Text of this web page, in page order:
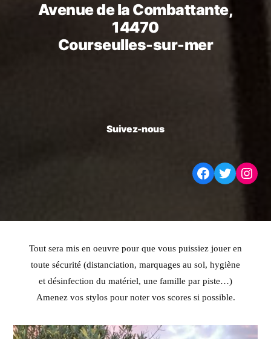
Avenue de la Combattante,
14470
Courseulles-sur-mer
Suivez-nous
Facebook Twitter Instagram
Tout sera mis en oeuvre pour que vous puissiez jouer en
toute sécurité (distanciation, marquages au sol, hygiène
et désinfection du matériel, une famille par piste…)
Amenez vos stylos pour noter vos scores si possible.